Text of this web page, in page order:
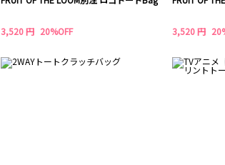
3,520 円 20%OFF 3,520 円